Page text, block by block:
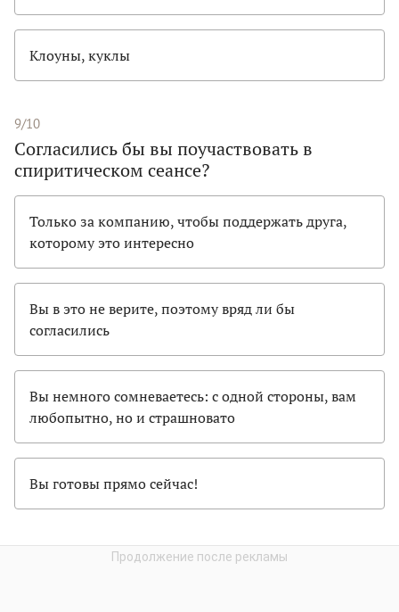
Клоуны, куклы
9/10
Согласились бы вы поучаствовать в
спиритическом сеансе?
Только за компанию, чтобы поддержать друга,
которому это интересно
Вы в это не верите, поэтому вряд ли бы
согласились
Вы немного сомневаетесь: с одной стороны, вам
любопытно, но и страшновато
Вы готовы прямо сейчас!